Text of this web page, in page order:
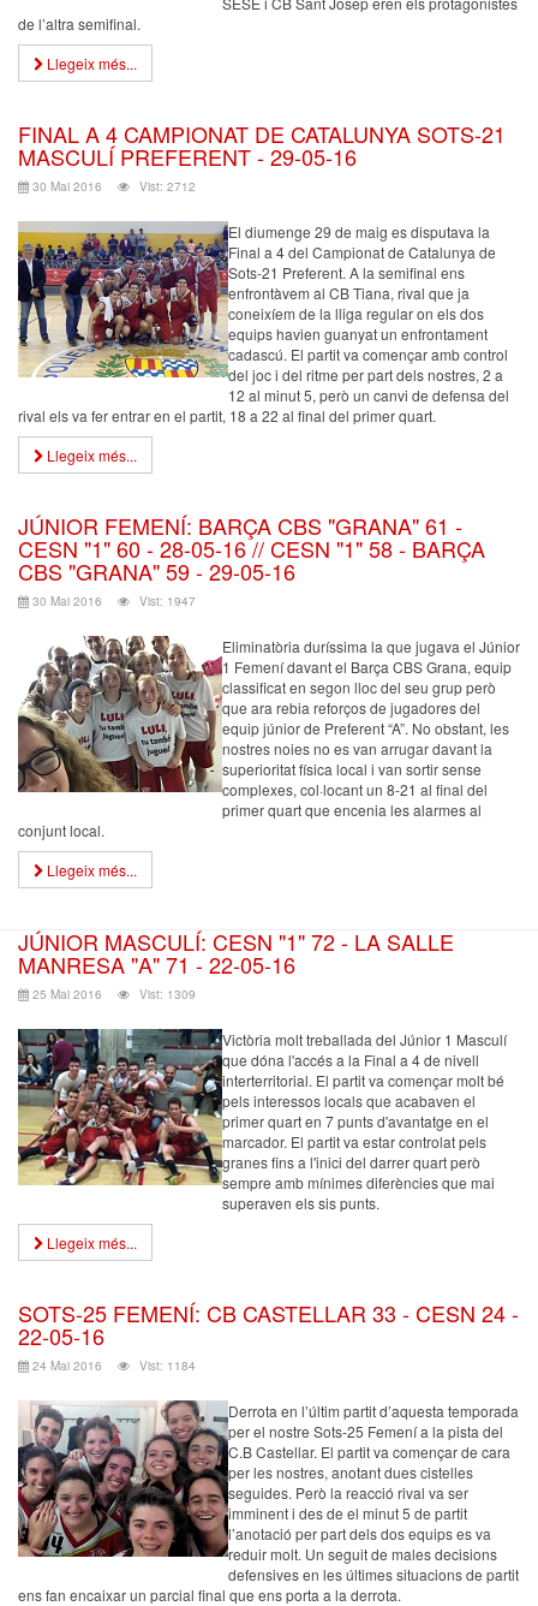
de l’altra semifinal.
Llegeix més...
FINAL A 4 CAMPIONAT DE CATALUNYA SOTS-21
MASCULÍ PREFERENT - 29-05-16
30 Mai 2016 Vist: 2712
El diumenge 29 de maig es disputava la
Final a 4 del Campionat de Catalunya de
Sots-21 Preferent. A la semifinal ens
enfrontàvem al CB Tiana, rival que ja
coneixíem de la lliga regular on els dos
equips havien guanyat un enfrontament
cadascú. El partit va començar amb control
del joc i del ritme per part dels nostres, 2 a
12 al minut 5, però un canvi de defensa del
rival els va fer entrar en el partit, 18 a 22 al final del primer quart.
Llegeix més...
JÚNIOR FEMENÍ: BARÇA CBS "GRANA" 61 -
CESN "1" 60 - 28-05-16 // CESN "1" 58 - BARÇA
CBS "GRANA" 59 - 29-05-16
30 Mai 2016 Vist: 1947
Eliminatòria duríssima la que jugava el Júnior
1 Femení davant el Barça CBS Grana, equip
classificat en segon lloc del seu grup però
que ara rebia reforços de jugadores del
equip júnior de Preferent “A”. No obstant, les
nostres noies no es van arrugar davant la
superioritat física local i van sortir sense
complexes, col·locant un 8-21 al final del
primer quart que encenia les alarmes al
conjunt local.
Llegeix més...
JÚNIOR MASCULÍ: CESN "1" 72 - LA SALLE
MANRESA "A" 71 - 22-05-16
25 Mai 2016 Vist: 1309
Victòria molt treballada del Júnior 1 Masculí
que dóna l'accés a la Final a 4 de nivell
interterritorial. El partit va començar molt bé
pels interessos locals que acabaven el
primer quart en 7 punts d'avantatge en el
marcador. El partit va estar controlat pels
granes fins a l'inici del darrer quart però
sempre amb mínimes diferències que mai
superaven els sis punts.
Llegeix més...
SOTS-25 FEMENÍ: CB CASTELLAR 33 - CESN 24 -
22-05-16
24 Mai 2016 Vist: 1184
Derrota en l’últim partit d’aquesta temporada
per el nostre Sots-25 Femení a la pista del
C.B Castellar. El partit va començar de cara
per les nostres, anotant dues cistelles
seguides. Però la reacció rival va ser
imminent i des de el minut 5 de partit
l’anotació per part dels dos equips es va
reduir molt. Un seguit de males decisions
defensives en les últimes situacions de partit
ens fan encaixar un parcial final que ens porta a la derrota.